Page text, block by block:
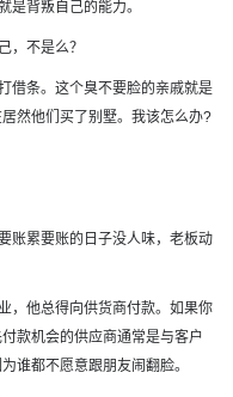
是背叛自己的能力。
，不是么？
借条。这个臭不要脸的亲戚就是
然他们买了别墅。我该怎么办?
账累要账的日子没人味，老板动
，他总得向供货商付款。如果你
款机会的供应商通常是与客户
谁都不愿意跟朋友闹翻脸。